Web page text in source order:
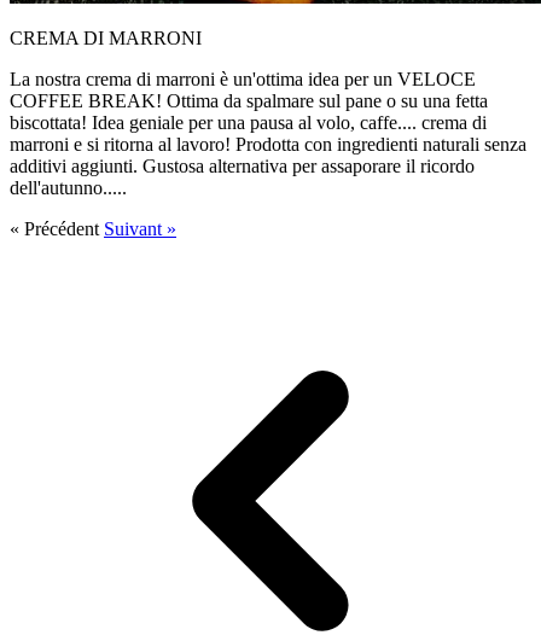
CREMA DI MARRONI
La nostra crema di marroni è un'ottima idea per un VELOCE
COFFEE BREAK! Ottima da spalmare sul pane o su una fetta
biscottata! Idea geniale per una pausa al volo, caffe.... crema di
marroni e si ritorna al lavoro! Prodotta con ingredienti naturali senza
additivi aggiunti. Gustosa alternativa per assaporare il ricordo
dell'autunno.....
« Précédent Suivant »